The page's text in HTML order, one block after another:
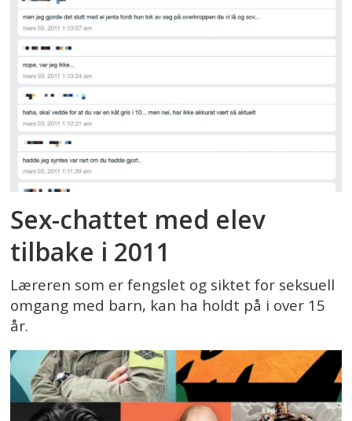
Sex-chattet med elev
tilbake i 2011
Læreren som er fengslet og siktet for seksuell
omgang med barn, kan ha holdt på i over 15
år.